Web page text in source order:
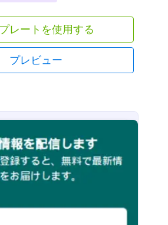
レートを使用する
プレビュー